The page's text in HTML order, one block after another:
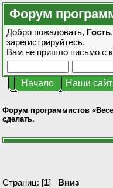
Форум
Добро пожаловать, Гость
зарегистрируйтесь.
Вам не пришло письмо с
Начало Наши
Форум программистов
сделать.
Страниц: [1] Вниз